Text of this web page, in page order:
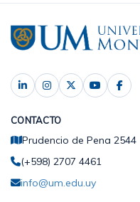
CONTACTO
Prudencio de Pena 2544
(+598) 2707 4461
info@um.edu.uy